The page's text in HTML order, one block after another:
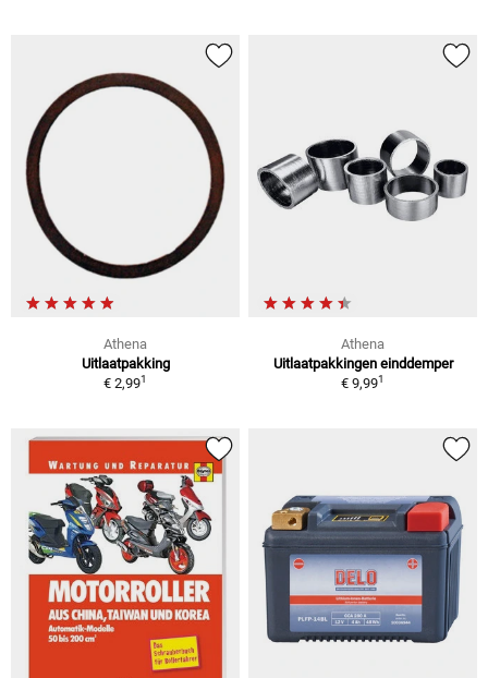
Athena
Uitlaatpakking
€ 2,991
Athena
Uitlaatpakkingen einddemper
€ 9,991